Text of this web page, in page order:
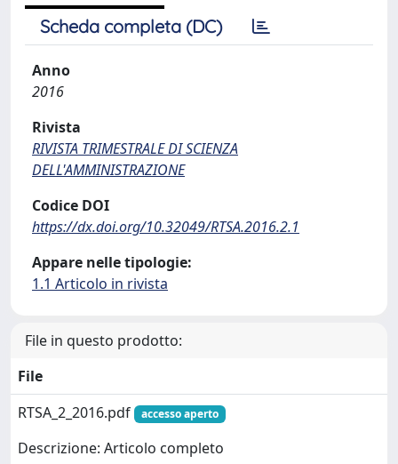
Scheda completa (DC)
Anno
2016
Rivista
RIVISTA TRIMESTRALE DI SCIENZA
DELL'AMMINISTRAZIONE
Codice DOI
https://dx.doi.org/10.32049/RTSA.2016.2.1
Appare nelle tipologie:
1.1 Articolo in rivista
File in questo prodotto:
File
RTSA_2_2016.pdf
accesso aperto
Descrizione: Articolo completo